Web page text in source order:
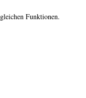
Funktionen.